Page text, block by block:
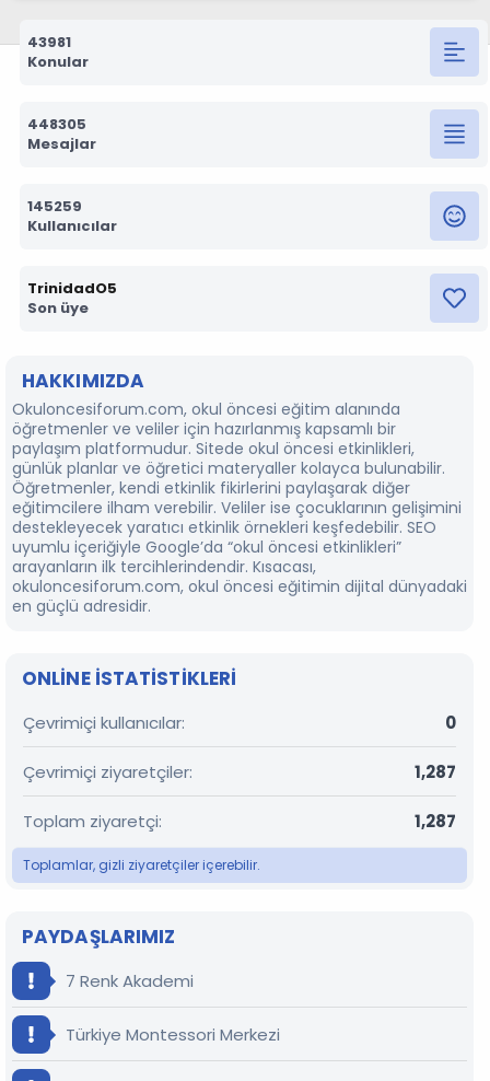
43981
Konular
448305
Mesajlar
145259
Kullanıcılar
TrinidadO5
Son üye
HAKKIMIZDA
Okuloncesiforum.com, okul öncesi eğitim alanında
öğretmenler ve veliler için hazırlanmış kapsamlı bir
paylaşım platformudur. Sitede okul öncesi etkinlikleri,
günlük planlar ve öğretici materyaller kolayca bulunabilir.
Öğretmenler, kendi etkinlik fikirlerini paylaşarak diğer
eğitimcilere ilham verebilir. Veliler ise çocuklarının gelişimini
destekleyecek yaratıcı etkinlik örnekleri keşfedebilir. SEO
uyumlu içeriğiyle Google’da “okul öncesi etkinlikleri”
arayanların ilk tercihlerindendir. Kısacası,
okuloncesiforum.com, okul öncesi eğitimin dijital dünyadaki
en güçlü adresidir.
ONLINE ISTATISTIKLERI
Çevrimiçi kullanıcılar 0
Çevrimiçi ziyaretçiler 1,287
Toplam ziyaretçi 1,287
Toplamlar, gizli ziyaretçiler içerebilir.
PAYDAŞLARIMIZ
7 Renk Akademi
Türkiye Montessori Merkezi